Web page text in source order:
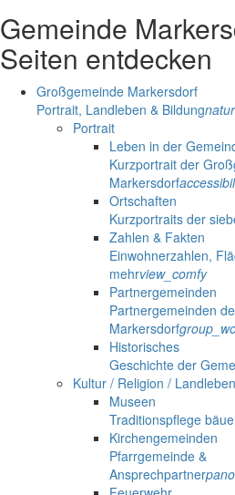
Gemeinde
Seiten entdecken
Großgemeinde Markersdorf
Portrait, Landleben & Bildung
Portrait
Leben in der
Kurzportrait der
Markersdorf
Ortschaften
Kurzportraits der
Zahlen & Fakten
Einwohnerzahlen,
mehrview_comfy
Partnergemeinden
Partnergemeinden
Markersdorf
Historisches
Geschichte der
Kultur / Religion / Landleben
Museen
Traditionspflege
Kirchengemeinden
Pfarrgemeinde &
Ansprechpartner